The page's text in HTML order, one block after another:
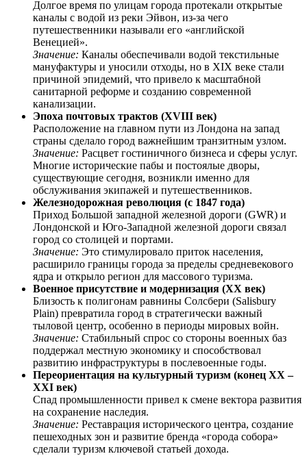
Долгое время по улицам города протекали открытые
каналы с водой из реки Эйвон, из-за чего
путешественники называли его «английской
Венецией».
Значение: Каналы обеспечивали водой текстильные
мануфактуры и уносили отходы, но в XIX веке стали
причиной эпидемий, что привело к масштабной
санитарной реформе и созданию современной
канализации.
Эпоха почтовых трактов (XVIII век)
Расположение на главном пути из Лондона на запад
страны сделало город важнейшим транзитным узлом.
Значение: Расцвет гостиничного бизнеса и сферы услуг.
Многие исторические пабы и постоялые дворы,
существующие сегодня, возникли именно для
обслуживания экипажей и путешественников.
Железнодорожная революция (с 1847 года)
Приход Большой западной железной дороги (GWR) и
Лондонской и Юго-Западной железной дороги связал
город со столицей и портами.
Значение: Это стимулировало приток населения,
расширило границы города за пределы средневекового
ядра и открыло регион для массового туризма.
Военное присутствие и модернизация (XX век)
Близость к полигонам равнины Солсбери (Salisbury
Plain) превратила город в стратегически важный
тыловой центр, особенно в периоды мировых войн.
Значение: Стабильный спрос со стороны военных баз
поддержал местную экономику и способствовал
развитию инфраструктуры в послевоенные годы.
Переориентация на культурный туризм (конец XX –
XXI век)
Спад промышленности привел к смене вектора развития
на сохранение наследия.
Значение: Реставрация исторического центра, создание
пешеходных зон и развитие бренда «города собора»
сделали туризм ключевой статьей дохода.